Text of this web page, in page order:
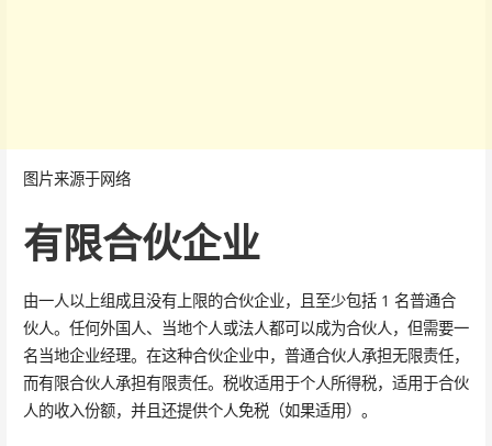
图片来源于网络
有限合伙企业
由一人以上组成且没有上限的合伙企业，且至少包括 1 名普通合
伙人。任何外国人、当地个人或法人都可以成为合伙人，但需要一
名当地企业经理。在这种合伙企业中，普通合伙人承担无限责任，
而有限合伙人承担有限责任。税收适用于个人所得税，适用于合伙
人的收入份额，并且还提供个人免税（如果适用）。